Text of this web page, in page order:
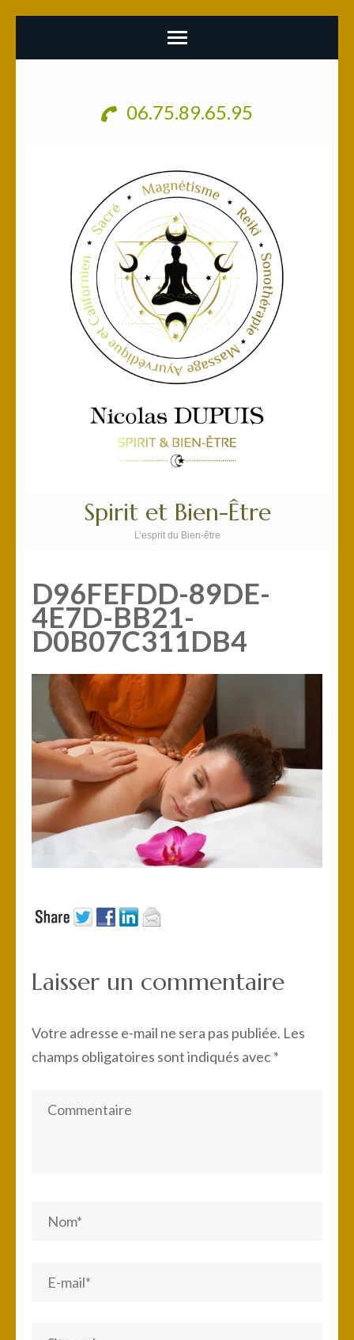
06.75.89.65.95
Spirit et Bien-Être
L’esprit du Bien-être
D96FEFDD-89DE-
4E7D-BB21-
D0B07C311DB4
Laisser un commentaire
Votre adresse e-mail ne sera pas publiée. Les
champs obligatoires sont indiqués avec*